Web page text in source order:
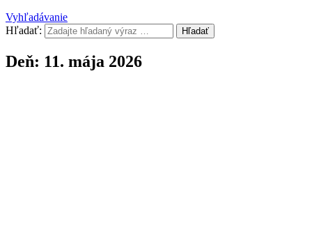
Vyhľadávanie
Hľadať:
Hľadať
Deň: 11. mája 2026